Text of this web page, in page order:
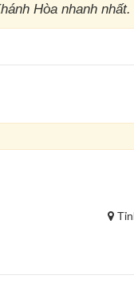
Hòa nhanh nhất.